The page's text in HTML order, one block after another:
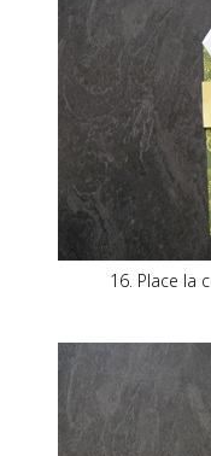
16. Place la